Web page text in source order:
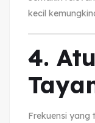
kecil
4.
Frekuensi yang